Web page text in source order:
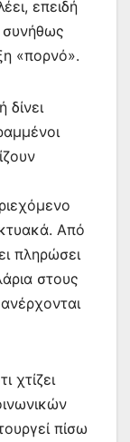
επειδή
συνήθως
«πορνό».
Από
πληρώσει
στους
χτίζει
πίσω